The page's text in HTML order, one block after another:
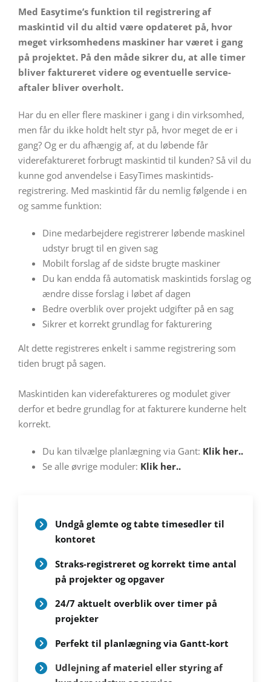
Med Easytime’s funktion til registrering af
maskintid vil du altid være opdateret på, hvor
meget virksomhedens maskiner har været i gang
på projektet. På den måde sikrer du, at alle timer
bliver faktureret videre og eventuelle service-
aftaler bliver overholt.
Har du en eller flere maskiner i gang i din virksomhed,
men får du ikke holdt helt styr på, hvor meget de er i
gang? Og er du afhængig af, at du løbende får
viderefaktureret forbrugt maskintid til kunden? Så vil du
kunne god anvendelse i EasyTimes maskintids-
registrering. Med maskintid får du nemlig følgende i en
og samme funktion:
Dine medarbejdere registrerer løbende maskinel
udstyr brugt til en given sag
Mobilt forslag af de sidste brugte maskiner
Du kan endda få automatisk maskintids forslag og
ændre disse forslag i løbet af dagen
Bedre overblik over projekt udgifter på en sag
Sikrer et korrekt grundlag for fakturering
​Alt dette registreres enkelt i samme registrering som
tiden brugt på sagen.
Maskintiden kan viderefaktureres og modulet giver
derfor et bedre grundlag for at fakturere kunderne helt
korrekt.
Du kan tilvælge planlægning via Gant: Klik her..
Se alle øvrige moduler: Klik her..
Undgå glemte og tabte timesedler til
kontoret
Straks-registreret og korrekt time antal
på projekter og opgaver
24/7 aktuelt overblik over timer på
projekter
Perfekt til planlægning via Gantt-kort
Udlejning af materiel eller styring af